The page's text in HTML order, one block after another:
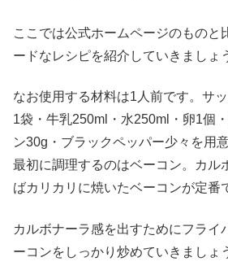
ここでは公式ホームページのものと
ードなレシピを紹介していきましょ
なお使用する材料は1人前です。サ
1袋・牛乳250ml・水250ml・卵1個
ン30g・ブラックペッパー少々を用意
最初に調理するのはベーコン。カル
ばカリカリに焼いたベーコンが定番
カルボナーラ感を出すためにフライ
ーコンをしっかり炒めていきましょ